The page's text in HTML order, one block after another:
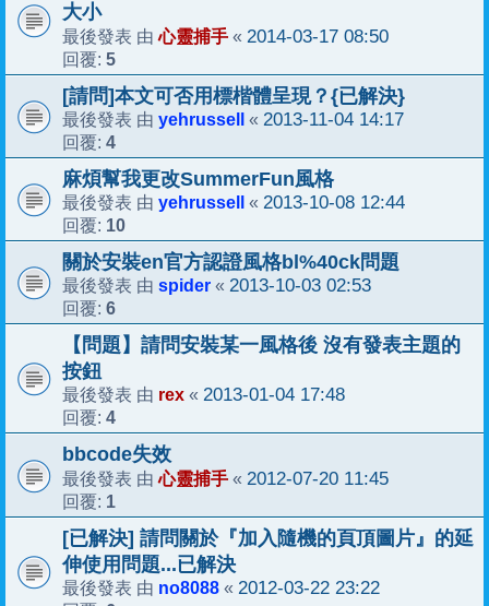
大小
最後發表 由心靈捕手 « 2014-03-17 08:50
回覆: 5
[請問]本文可否用標楷體呈現？{已解決}
最後發表 由 yehrussell « 2013-11-04 14:17
回覆: 4
麻煩幫我更改SummerFun風格
最後發表 由 yehrussell « 2013-10-08 12:44
回覆: 10
關於安裝en官方認證風格bl%40ck問題
最後發表 由 spider « 2013-10-03 02:53
回覆: 6
【問題】請問安裝某一風格後 沒有發表主題的
按鈕
最後發表 由 rex « 2013-01-04 17:48
回覆: 4
bbcode失效
最後發表 由心靈捕手 « 2012-07-20 11:45
回覆: 1
[已解決] 請問關於『加入隨機的頁頂圖片』的延
伸使用問題...已解決
最後發表 由 no8088 « 2012-03-22 23:22